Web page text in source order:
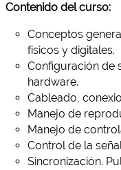
Contenido del curso:
Conceptos
físicos y digitales.
Configuración de
hardware.
Cableado,
Manejo de
Manejo de
Control de la
Sincronización.